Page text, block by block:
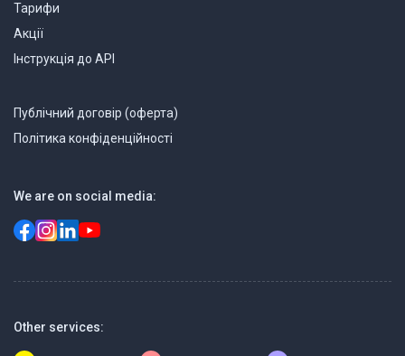
Тарифи
Акції
Інструкція до API
Публічний договір (оферта)
Політика конфіденційності
Other services:
We are on social media: